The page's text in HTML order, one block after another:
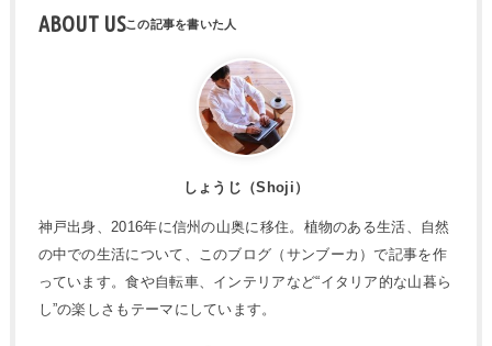
ABOUT US
しょうじ（Shoji）
神戸出身、2016年に信州の山奥に移住。植物のある生活、自然
の中での生活について、このブログ（サンブーカ）で記事を作
っています。食や自転車、インテリアなど“イタリア的な山暮ら
し”の楽しさもテーマにしています。